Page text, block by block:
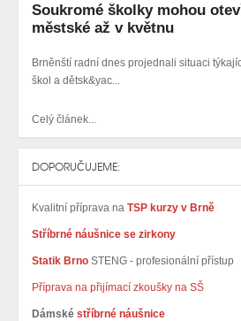
Soukromé školky mohou
městské až v květnu
Brněnští radní dnes projednali situaci
škol a dětsk&yac...
Celý článek...
DOPORUČUJEME:
Kvalitní příprava na TSP kurzy v Brně
Stříbrné náušnice se zirkony
Statik Brno STENG - profesionální přístup
Příprava na přijímací zkoušky na SŠ
Dámské stříbrné náušnice